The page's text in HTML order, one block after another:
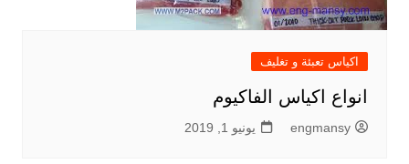
اكياس تعبئة و تغليف
انواع اكياس الفاكيوم
engmansy يونيو 1, 2019